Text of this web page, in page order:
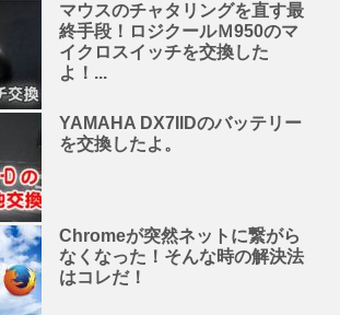
マウスのチャタリングを直す最
終手段！ロジクールＭ950のマ
イクロスイッチを交換した
よ！...
YAMAHA DX7IIDのバッテリー
を交換したよ。
Chromeが突然ネットに繋がら
なくなった！そんな時の解決法
はコレだ！